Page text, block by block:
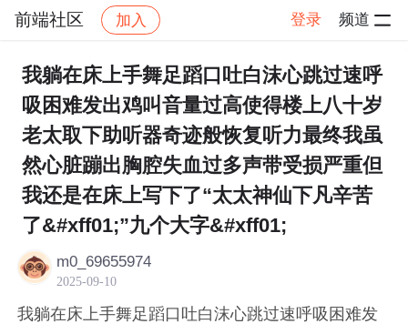
前端社区 加入 登录 频道
社区 前端社区 感慨 帖子详情
我躺在床上手舞足蹈口吐白沫心跳过速呼
吸困难发出鸡叫音量过高使得楼上八十岁
老太取下助听器奇迹般恢复听力最终我虽
然心脏蹦出胸腔失血过多声带受损严重但
我还是在床上写下了“太太神仙下凡辛苦
了&#xff01;”九个大字&#xff01;
m0_69655974
2025-09-10
我躺在床上手舞足蹈口吐白沫心跳过速呼吸困难发